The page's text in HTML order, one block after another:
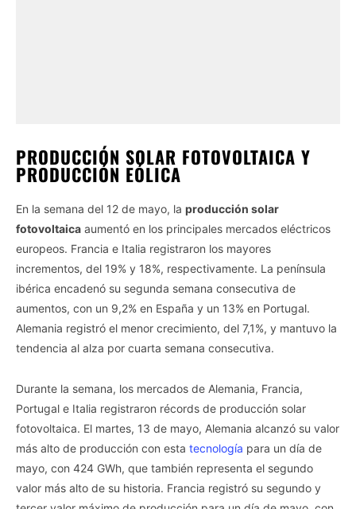
PRODUCCIÓN SOLAR FOTOVOLTAICA Y
PRODUCCIÓN EÓLICA
En la semana del 12 de mayo, la producción solar
fotovoltaica aumentó en los principales mercados eléctricos
europeos. Francia e Italia registraron los mayores
incrementos, del 19% y 18%, respectivamente. La península
ibérica encadenó su segunda semana consecutiva de
aumentos, con un 9,2% en España y un 13% en Portugal.
Alemania registró el menor crecimiento, del 7,1%, y mantuvo la
tendencia al alza por cuarta semana consecutiva.
Durante la semana, los mercados de Alemania, Francia,
Portugal e Italia registraron récords de producción solar
fotovoltaica. El martes, 13 de mayo, Alemania alcanzó su valor
más alto de producción con esta tecnología para un día de
mayo, con 424 GWh, que también representa el segundo
valor más alto de su historia. Francia registró su segundo y